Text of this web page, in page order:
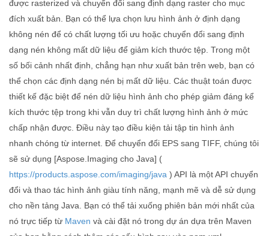
được rasterized và chuyển đổi sang định dạng raster cho mục
đích xuất bản. Bạn có thể lựa chọn lưu hình ảnh ở định dạng
không nén để có chất lượng tối ưu hoặc chuyển đổi sang định
dạng nén không mất dữ liệu để giảm kích thước tệp. Trong một
số bối cảnh nhất định, chẳng hạn như xuất bản trên web, bạn có
thể chọn các định dạng nén bị mất dữ liệu. Các thuật toán được
thiết kế đặc biệt để nén dữ liệu hình ảnh cho phép giảm đáng kể
kích thước tệp trong khi vẫn duy trì chất lượng hình ảnh ở mức
chấp nhận được. Điều này tạo điều kiện tải tập tin hình ảnh
nhanh chóng từ internet. Để chuyển đổi EPS sang TIFF, chúng tôi
sẽ sử dụng [Aspose.Imaging cho Java] (
https://products.aspose.com/imaging/java ) API là một API chuyển
đổi và thao tác hình ảnh giàu tính năng, mạnh mẽ và dễ sử dụng
cho nền tảng Java. Bạn có thể tải xuống phiên bản mới nhất của
nó trực tiếp từ Maven và cài đặt nó trong dự án dựa trên Maven